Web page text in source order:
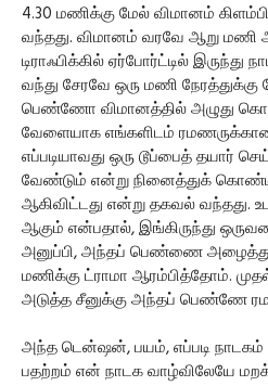
4.30 மணிக்கு மேல் விமானம்
வந்தது. விமானம் வரவே ஆறு மணி
டிராஃபிக்கில் ஏர்போர்ட்டில் இருந்து
வந்து சேரவே ஒரு மணி
பெண்ணோ விமானத்தில் அழுது
வேளையாக எங்களிடம்
எப்படியாவது ஒரு டூப்பைத் தயார்
வேண்டும் என்று நினைத்துக்
ஆகிவிட்டது என்று தகவல் வந்தது.
ஆகும் என்பதால், இங்கிருந்து
அனுப்பி, அந்தப் பெண்ணை
மணிக்கு ட்ராமா ஆரம்பித்தோம்.
அடுத்த சீனுக்கு அந்தப் பெண்ணே
அந்த டென்ஷன், பயம், எப்படி நாடகம்
பதற்றம் என் நாடக வாழ்விலேயே